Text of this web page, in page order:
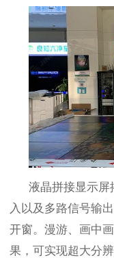
液晶拼接显示屏
入以及多路信号输
开窗。漫游、画中
果，可实现超大分